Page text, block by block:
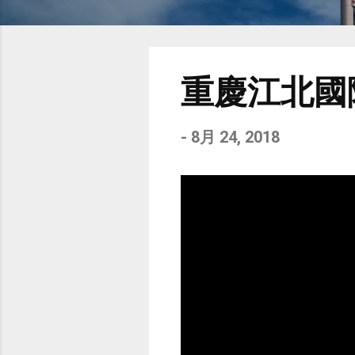
重慶江北
- 8月 24, 2018